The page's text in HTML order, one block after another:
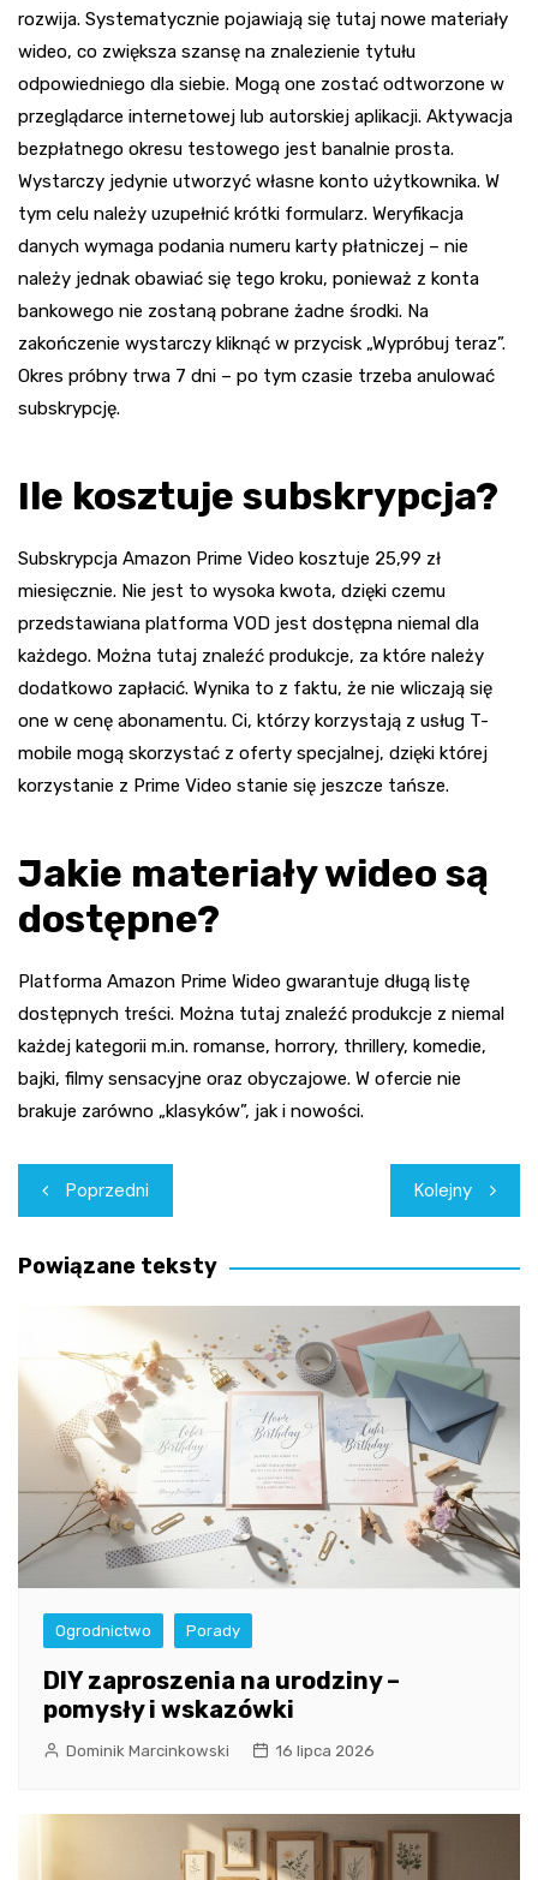
rozwija. Systematycznie pojawiają się tutaj nowe materiały
wideo, co zwiększa szansę na znalezienie tytułu
odpowiedniego dla siebie. Mogą one zostać odtworzone w
przeglądarce internetowej lub autorskiej aplikacji. Aktywacja
bezpłatnego okresu testowego jest banalnie prosta.
Wystarczy jedynie utworzyć własne konto użytkownika. W
tym celu należy uzupełnić krótki formularz. Weryfikacja
danych wymaga podania numeru karty płatniczej – nie
należy jednak obawiać się tego kroku, ponieważ z konta
bankowego nie zostaną pobrane żadne środki. Na
zakończenie wystarczy kliknąć w przycisk „Wypróbuj teraz”.
Okres próbny trwa 7 dni – po tym czasie trzeba anulować
subskrypcję.
Ile kosztuje subskrypcja?
Subskrypcja Amazon Prime Video kosztuje 25,99 zł
miesięcznie. Nie jest to wysoka kwota, dzięki czemu
przedstawiana platforma VOD jest dostępna niemal dla
każdego. Można tutaj znaleźć produkcje, za które należy
dodatkowo zapłacić. Wynika to z faktu, że nie wliczają się
one w cenę abonamentu. Ci, którzy korzystają z usług T-
mobile mogą skorzystać z oferty specjalnej, dzięki której
korzystanie z Prime Video stanie się jeszcze tańsze.
Jakie materiały wideo są
dostępne?
Platforma Amazon Prime Wideo gwarantuje długą listę
dostępnych treści. Można tutaj znaleźć produkcje z niemal
każdej kategorii m.in. romanse, horrory, thrillery, komedie,
bajki, filmy sensacyjne oraz obyczajowe. W ofercie nie
brakuje zarówno „klasyków”, jak i nowości.
Nawigacja
wpisu
Poprzedni Kolejny
Powiązane teksty
Ogrodnictwo Porady
DIY zaproszenia na urodziny –
pomysły i wskazówki
Dominik Marcinkowski 16 lipca 2026